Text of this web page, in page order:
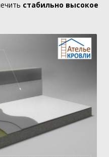
стабильно высокое